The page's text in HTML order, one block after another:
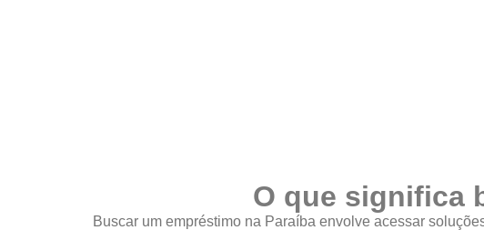
O que significa
Buscar um empréstimo na Paraíba envolve acessar